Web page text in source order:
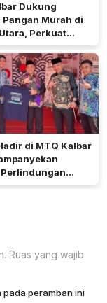
Dukung
Pangan Murah di
Perkuat
di MTQ Kalbar
Wajib Belajar 13
Ruas yang wajib
pada peramban ini